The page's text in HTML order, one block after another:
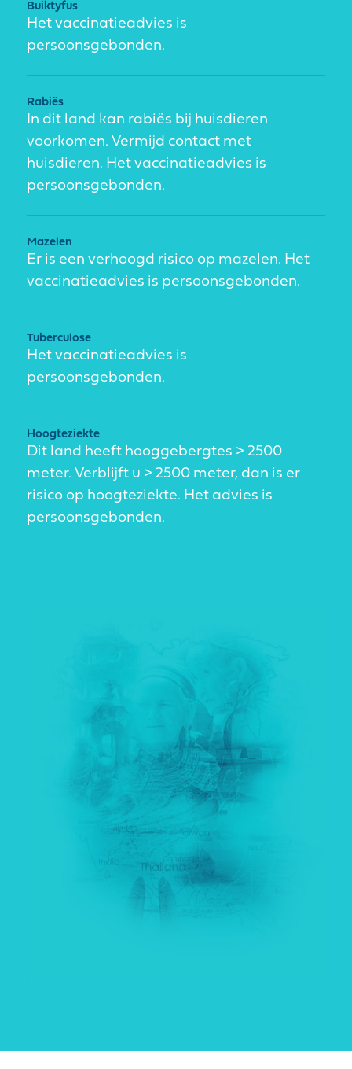
Buiktyfus
Het vaccinatieadvies is
persoonsgebonden.
Rabiës
In dit land kan rabiës bij huisdieren
voorkomen. Vermijd contact met
huisdieren. Het vaccinatieadvies is
persoonsgebonden.
Mazelen
Er is een verhoogd risico op mazelen. Het
vaccinatieadvies is persoonsgebonden.
Tuberculose
Het vaccinatieadvies is
persoonsgebonden.
Hoogteziekte
Dit land heeft hooggebergtes > 2500
meter. Verblijft u > 2500 meter, dan is er
risico op hoogteziekte. Het advies is
persoonsgebonden.